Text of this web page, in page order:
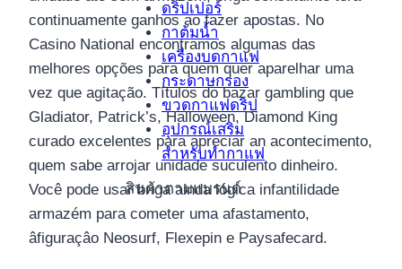
ดริปเปอร์
กาต้มน้ำ
เครื่องบดกาแฟ
กระดาษกรอง
ขวดกาแฟดริป
อุปกรณ์เสริม
สำหรับทำกาแฟ
สินค้าตามแบรนด์
continuamente ganhos ao fazer apostas. No
Casino National encontramos algumas das
melhores opções para quem quer aparelhar uma
vez que agitação. Títulos do bazar gambling que
Gladiator, Patrick’s, Halloween, Diamond King
curado excelentes para apreciar an acontecimento,
quem sabe arrojar unidade suculento dinheiro.
Você pode usar briga ainda lógica infantilidade
armazém para cometer uma afastamento,
âfiguraçâo Neosurf, Flexepin e Paysafecard.